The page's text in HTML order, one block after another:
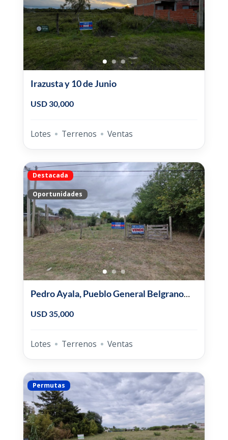
Irazusta y 10 de Junio
USD 30,000
Lotes Terrenos Ventas
Destacada
Oportunidades
Pedro Ayala, Pueblo General Belgrano
USD 35,000
Lotes Terrenos Ventas
Permutas